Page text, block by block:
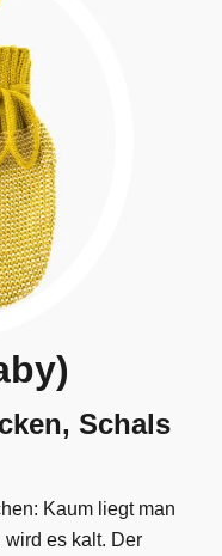
Schals
Kaum liegt man
wird es kalt. Der